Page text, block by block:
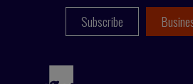
Subscribe